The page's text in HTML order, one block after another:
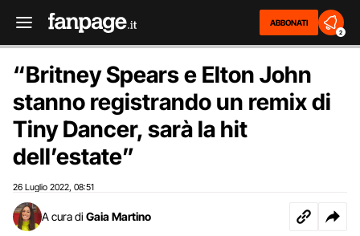
ABBONATI
2
“Britney Spears e Elton John
stanno registrando un remix di
Tiny Dancer, sarà la hit
dell’estate”
26 Luglio 2022 08:51
A cura di Gaia Martino